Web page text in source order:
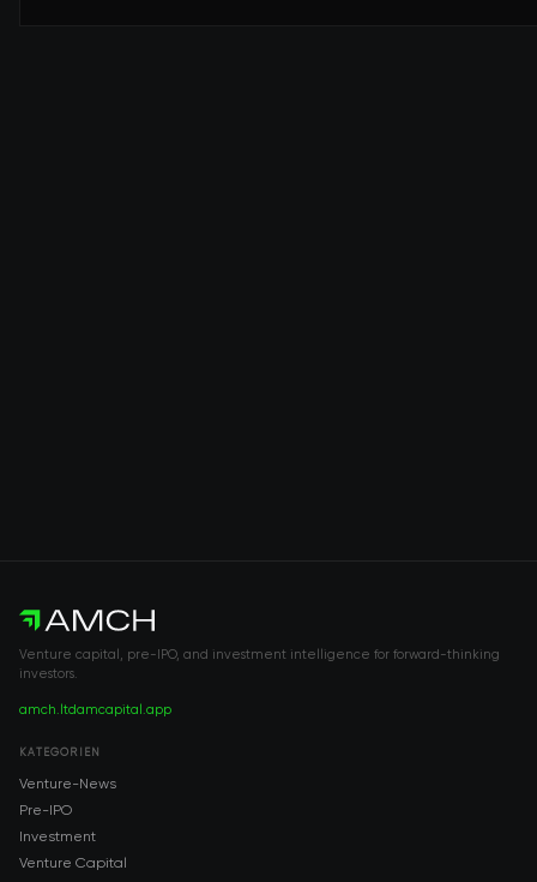
Venture capital, pre-IPO, and investment intelligence for forward-thinking
investors.
amch.ltdamcapital.app
KATEGORIEN
Venture-News
Pre-IPO
Investment
Venture Capital